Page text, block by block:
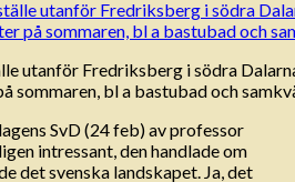
utanför Fredriksberg i södra
sommaren, bl a bastubad och
SvD (24 feb) av professor
intressant, den handlade om
det svenska landskapet. Ja, det